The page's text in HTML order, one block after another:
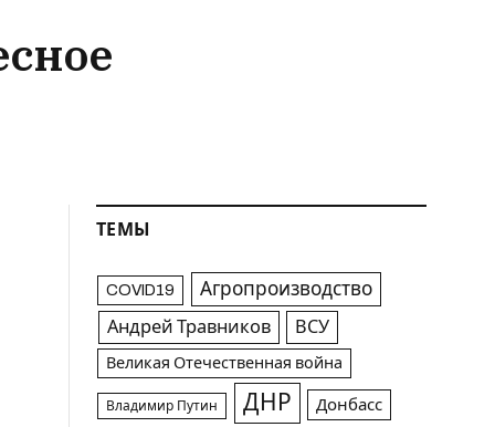
ТЕМЫ
COVID19 Агропроизводство
Андрей Травников ВСУ
Великая Отечественная война
Владимир Путин ДНР Донбасс